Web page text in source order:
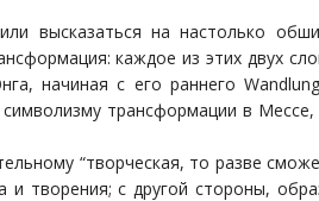
высказаться на настолько
каждое из этих двух
начиная с его раннего
трансформации в
“творческая, то разве
и творения; с другой стороны,